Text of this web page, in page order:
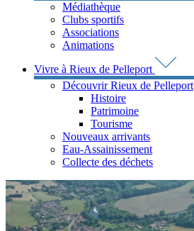
Médiathèque
Clubs sportifs
Associations
Animations
Vivre à Rieux de Pelleport
Découvrir Rieux de Pelleport
Histoire
Patrimoine
Tourisme
Nouveaux arrivants
Eau-Assainissement
Collecte des déchets